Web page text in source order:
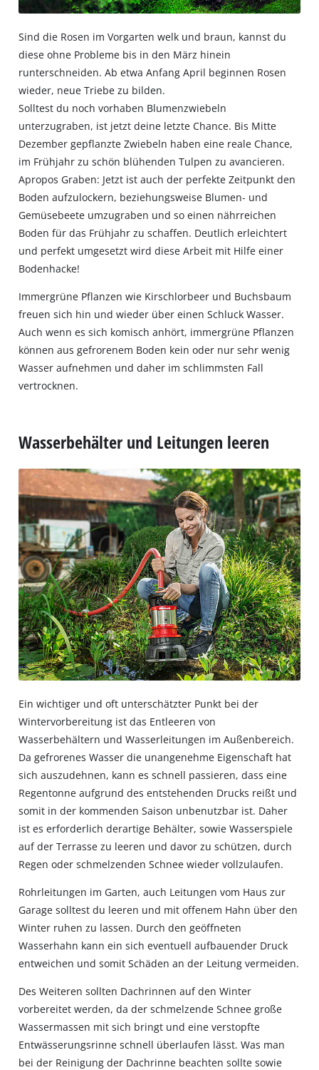
Sind die Rosen im Vorgarten welk und braun, kannst du
diese ohne Probleme bis in den März hinein
runterschneiden. Ab etwa Anfang April beginnen Rosen
wieder, neue Triebe zu bilden.
Solltest du noch vorhaben Blumenzwiebeln
unterzugraben, ist jetzt deine letzte Chance. Bis Mitte
Dezember gepflanzte Zwiebeln haben eine reale Chance,
im Frühjahr zu schön blühenden Tulpen zu avancieren.
Apropos Graben: Jetzt ist auch der perfekte Zeitpunkt den
Boden aufzulockern, beziehungsweise Blumen‐ und
Gemüsebeete umzugraben und so einen nährreichen
Boden für das Frühjahr zu schaffen. Deutlich erleichtert
und perfekt umgesetzt wird diese Arbeit mit Hilfe einer
Bodenhacke!
Immergrüne Pflanzen wie Kirschlorbeer und Buchsbaum
freuen sich hin und wieder über einen Schluck Wasser.
Auch wenn es sich komisch anhört, immergrüne Pflanzen
können aus gefrorenem Boden kein oder nur sehr wenig
Wasser aufnehmen und daher im schlimmsten Fall
vertrocknen.
Wasserbehälter und Leitungen leeren
Ein wichtiger und oft unterschätzter Punkt bei der
Wintervorbereitung ist das Entleeren von
Wasserbehältern und Wasserleitungen im Außenbereich.
Da gefrorenes Wasser die unangenehme Eigenschaft hat
sich auszudehnen, kann es schnell passieren, dass eine
Regentonne aufgrund des entstehenden Drucks reißt und
somit in der kommenden Saison unbenutzbar ist. Daher
ist es erforderlich derartige Behälter, sowie Wasserspiele
auf der Terrasse zu leeren und davor zu schützen, durch
Regen oder schmelzenden Schnee wieder vollzulaufen.
Rohrleitungen im Garten, auch Leitungen vom Haus zur
Garage solltest du leeren und mit offenem Hahn über den
Winter ruhen zu lassen. Durch den geöffneten
Wasserhahn kann ein sich eventuell aufbauender Druck
entweichen und somit Schäden an der Leitung vermeiden.
Des Weiteren sollten Dachrinnen auf den Winter
vorbereitet werden, da der schmelzende Schnee große
Wassermassen mit sich bringt und eine verstopfte
Entwässerungsrinne schnell überlaufen lässt. Was man
bei der Reinigung der Dachrinne beachten sollte sowie